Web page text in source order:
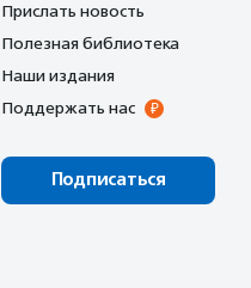
Прислать новость
Полезная библиотека
Наши издания
Поддержать нас
Подписаться